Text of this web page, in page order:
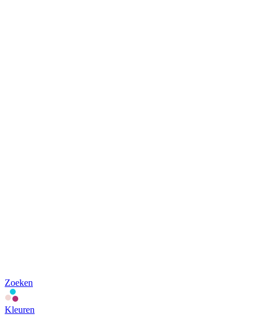
Zoeken
Kleuren